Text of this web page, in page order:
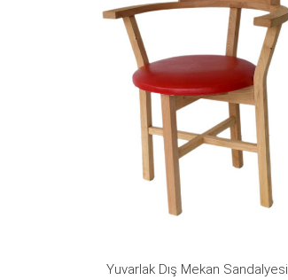
Yuvarlak Dış Mekan Sandalyesi